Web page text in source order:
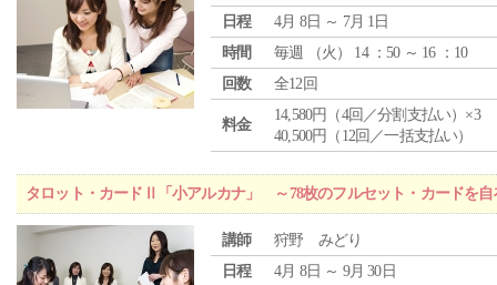
日程
4月 8日 ～ 7月 1日
時間
毎週 （火 ） 14 ：50 ～ 16 ：10
回数
全12回
料金
14,580円（4回／分割支払い）×3
40,500円（12回／一括支払い）
タロット・カードⅡ「小アルカナ」 ～78枚のフルセット・カードを自
講師
狩野 みどり
日程
4月 8日 ～ 9月 30日